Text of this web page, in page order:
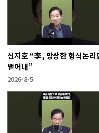
신지호 “李, 앙상한 형식논리
뱉어내”
2026-8-5